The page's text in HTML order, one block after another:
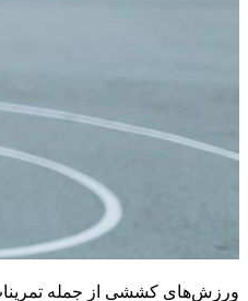
ورزش‌های کششی از جمله